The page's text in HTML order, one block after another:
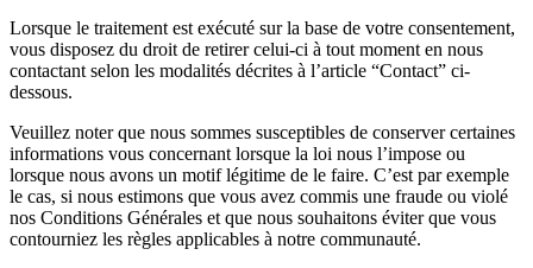
Lorsque le traitement est exécuté sur la base de votre consentement,
vous disposez du droit de retirer celui-ci à tout moment en nous
contactant selon les modalités décrites à l’article “Contact” ci-
dessous.
Veuillez noter que nous sommes susceptibles de conserver certaines
informations vous concernant lorsque la loi nous l’impose ou
lorsque nous avons un motif légitime de le faire. C’est par exemple
le cas, si nous estimons que vous avez commis une fraude ou violé
nos Conditions Générales et que nous souhaitons éviter que vous
contourniez les règles applicables à notre communauté.